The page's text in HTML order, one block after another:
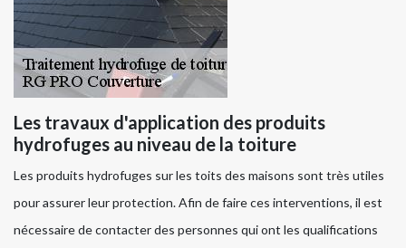
Les travaux d'application des produits
hydrofuges au niveau de la toiture
Les produits hydrofuges sur les toits des maisons sont très utiles
pour assurer leur protection. Afin de faire ces interventions, il est
nécessaire de contacter des personnes qui ont les qualifications